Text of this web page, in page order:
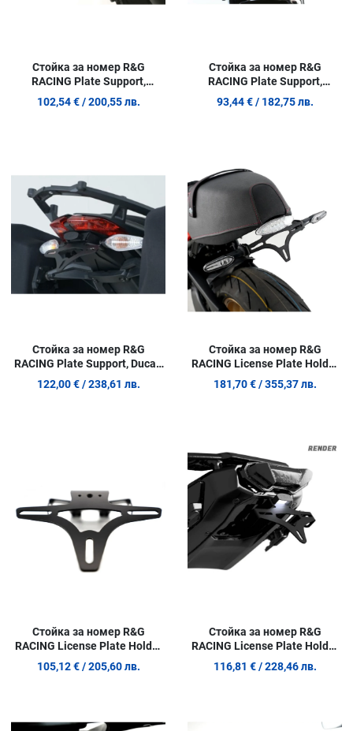
Стойка за номер R&G
RACING Plate Support,
YAMAHA WR250X 08-12 / R
08-16
102,54 € / 200,55 лв.
Стойка за номер R&G
RACING Plate Support,
YAMAHA FZ1S Fazer 06-12
93,44 € / 182,75 лв.
Сравни продукт
Quick View
Стойка за номер R&G
RACING Plate Support, Ducati
Hypestrada 821 13-15 / 939 16
122,00 € / 238,61 лв.
Стойка за номер R&G
RACING License Plate Holder
Yamaha XSR 900GP 24-26
181,70 € / 355,37 лв.
Сравни продукт
Quick View
Стойка за номер R&G
RACING License Plate Holder
Yamaha XSR 125 21-26
105,12 € / 205,60 лв.
Стойка за номер R&G
RACING License Plate Holder
Yamaha Tracer 9 25-26
116,81 € / 228,46 лв.